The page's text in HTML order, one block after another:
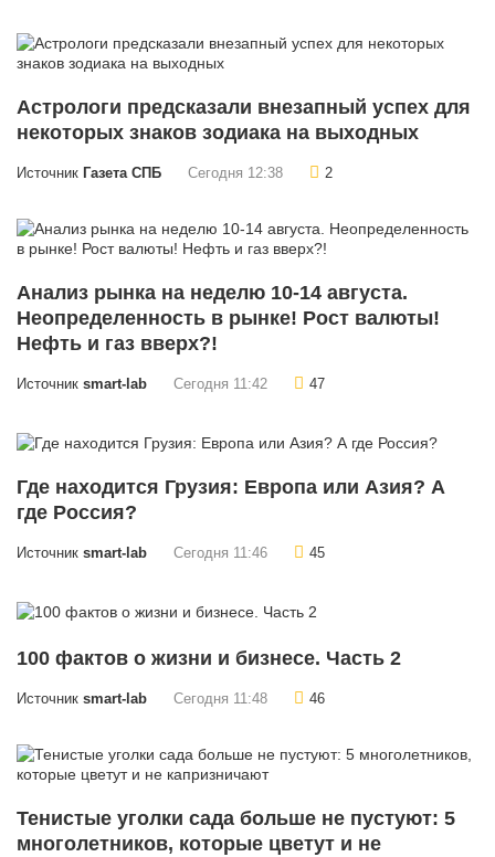
Астрологи предсказали внезапный успех для
некоторых знаков зодиака на выходных
Источник Газета СПБ Сегодня 12:38 2
Анализ рынка на неделю 10-14 августа.
Неопределенность в рынке! Рост валюты!
Нефть и газ вверх?!
Источник smart-lab Сегодня 11:42 47
Где находится Грузия: Европа или Азия? А
где Россия?
Источник smart-lab Сегодня 11:46 45
100 фактов о жизни и бизнесе. Часть 2
Источник smart-lab Сегодня 11:48 46
Тенистые уголки сада больше не пустуют: 5
многолетников, которые цветут и не